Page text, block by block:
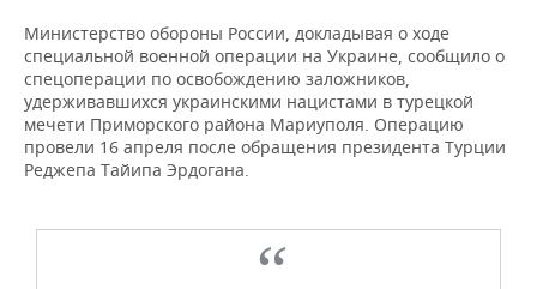
ТАТАРСТАНА
ИНВЕСТИЦИИ
НЕФТЕХИМИЯ
НЕФТЬ
ОПК
ЭНЕРГЕТИКА
НОВОСТИ БИЗНЕСА
РОЗНИЧНАЯ ТОРГОВЛЯ
ТРАНСПОРТ
ТЕХНОЛОГИИ
НОВОСТИ ТЕХНОЛОГИЙ
IT
МЕРОПРИЯТИЯ
НОВОСТИ МЕРОПРИЯТИЙ
СПОРТ
Министерство обороны России, докладывая о ходе
специальной военной операции на Украине, сообщило о
спецоперации по освобождению заложников,
удерживавшихся украинскими нацистами в турецкой
мечети Приморского района Мариуполя. Операцию
провели 16 апреля после обращения президента Турции
Реджепа Тайипа Эрдогана.